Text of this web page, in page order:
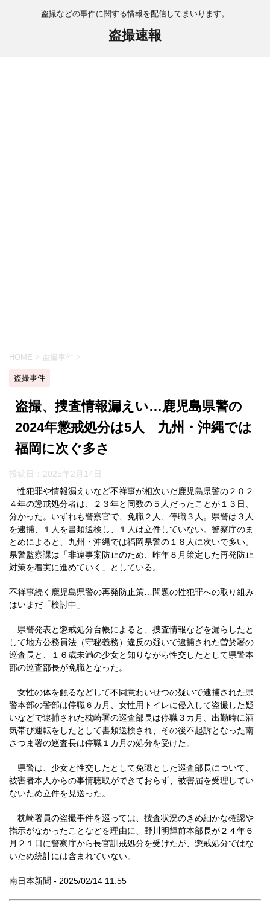
盗撮などの事件に関する情報を配信してまいります。
盗撮速報
HOME > 盗撮事件 >
盗撮事件
盗撮、捜査情報漏えい…鹿児島県警の
2024年懲戒処分は5人 九州・沖縄では
福岡に次ぐ多さ
投稿日： 2025年2月14日
性犯罪や情報漏えいなど不祥事が相次いだ鹿児島県警の２０２
４年の懲戒処分者は、２３年と同数の５人だったことが１３日、
分かった。いずれも警察官で、免職２人、停職３人。県警は３人
を逮捕、１人を書類送検し、１人は立件していない。警察庁のま
とめによると、九州・沖縄では福岡県警の１８人に次いで多い。
県警監察課は「非違事案防止のため、昨年８月策定した再発防止
対策を着実に進めていく」としている。
不祥事続く鹿児島県警の再発防止策…問題の性犯罪への取り組み
はいまだ「検討中」
県警発表と懲戒処分台帳によると、捜査情報などを漏らしたと
して地方公務員法（守秘義務）違反の疑いで逮捕された曽於署の
巡査長と、１６歳未満の少女と知りながら性交したとして県警本
部の巡査部長が免職となった。
女性の体を触るなどして不同意わいせつの疑いで逮捕された県
警本部の警部は停職６カ月、女性用トイレに侵入して盗撮した疑
いなどで逮捕された枕崎署の巡査部長は停職３カ月、出勤時に酒
気帯び運転をしたとして書類送検され、その後不起訴となった南
さつま署の巡査長は停職１カ月の処分を受けた。
県警は、少女と性交したとして免職とした巡査部長について、
被害者本人からの事情聴取ができておらず、被害届を受理してい
ないため立件を見送った。
枕崎署員の盗撮事件を巡っては、捜査状況のきめ細かな確認や
指示がなかったことなどを理由に、野川明輝前本部長が２４年６
月２１日に警察庁から長官訓戒処分を受けたが、懲戒処分ではな
いため統計には含まれていない。
南日本新聞 - 2025/02/14 11:55